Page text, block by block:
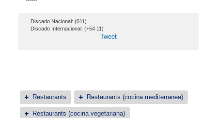
Discado Nacional: (011)
Discado Internacional: (+54 11)
Tweet
Restaurants Restaurants (cocina mediterranea)
Restaurants (cocina vegetariana)